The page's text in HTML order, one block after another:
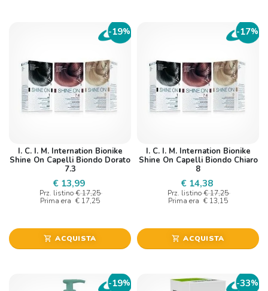
-19%
I. C. I. M. Internation Bionike
Shine On Capelli Biondo Dorato
7.3
€ 13,99
Prz. listino € 17,25
Prima era € 17,25
shopping_cart ACQUISTA
-17%
I. C. I. M. Internation Bionike
Shine On Capelli Biondo Chiaro
8
€ 14,38
Prz. listino € 17,25
Prima era € 13,15
shopping_cart ACQUISTA
-19% -33%